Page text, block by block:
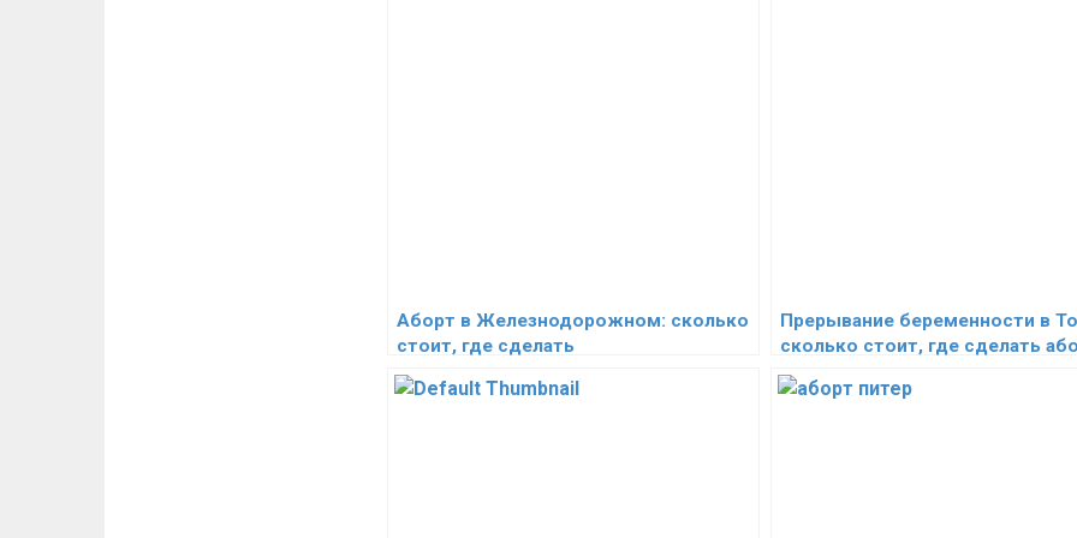
Аборт в Железнодорожном: сколько
стоит, где сделать
Прерывание беременности в
сколько стоит, где сделать